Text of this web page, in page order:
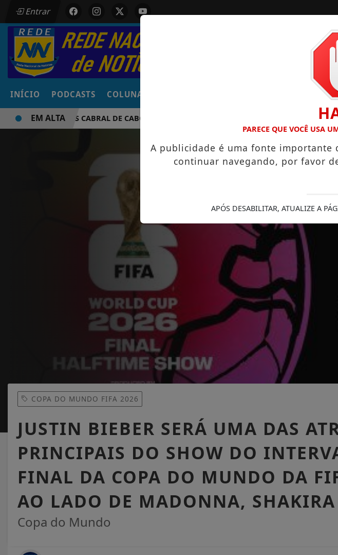
Entrar
INÍCIO PODCASTS COLUNAS
SIDNY LOPES CABRAL DE CABO VERDE VENCE ELEIÇÃO DO GOL MAIS BONITO DA COPA
EM ALTA
COPA DO MUNDO FIFA 2026
JUSTIN BIEBER SERÁ UMA DAS
PRINCIPAIS DO SHOW DO
FINAL DA COPA DO MUNDO DA
AO LADO DE MADONNA, SHAKIRA
Copa do Mundo
PARECE QUE VOCÊ USA
A publicidade é uma fonte importante
continuar navegando, por favor
APÓS DESABILITAR, ATUALIZE A